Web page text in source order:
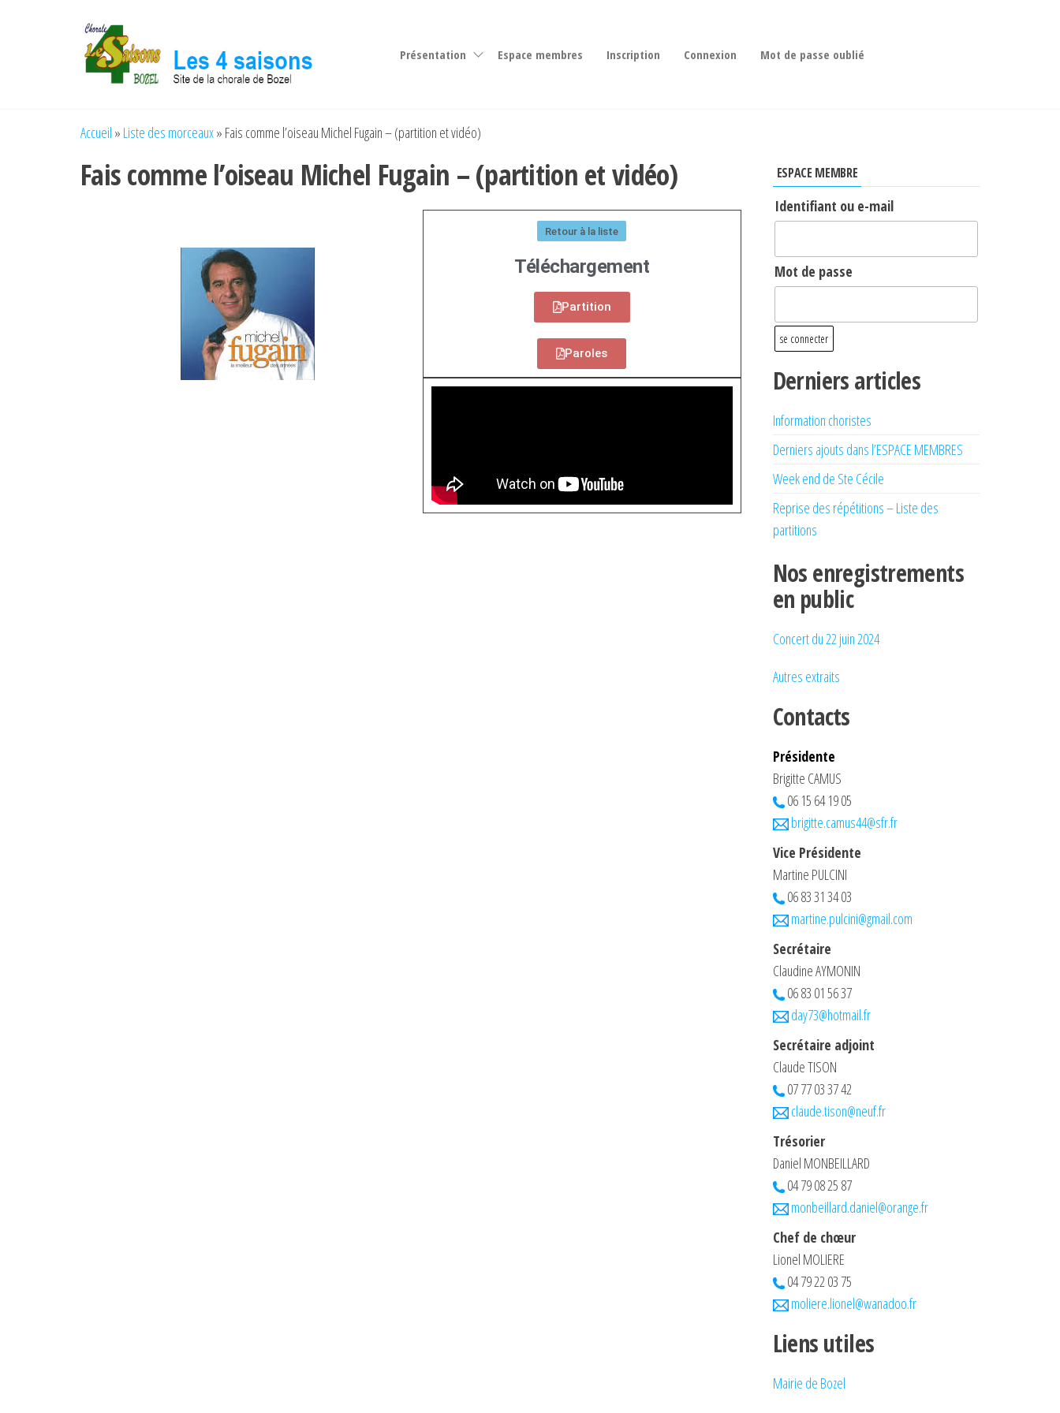
saisonsPrésentation Espace membres Inscription Connexion Mot de passe oublié
Accueil » Liste des morceaux» Fais comme l’oiseau Michel Fugain – (partition et vidéo)
Fais comme l’oiseau Michel Fugain – (partition et vidéo)
Retour à la liste
Téléchargement
Partition
Paroles
ESPACE MEMBRE
Identifiant ou e-mail
Mot de passe
Derniers articles
Information choristes
Derniers ajouts dans l’ESPACE MEMBRES
Week end de Ste Cécile
Reprise des répétitions – Liste des
partitions
Nos enregistrements
en public
Concert du 22 juin 2024
Autres extraits
Contacts
Présidente
Brigitte CAMUS
06 15 64 19 05
brigitte.camus44@sfr.fr
Vice Présidente
Martine PULCINI
06 83 31 34 03
martine.pulcini@gmail.com
Secrétaire
Claudine AYMONIN
06 83 01 56 37
day73@hotmail.fr
Secrétaire adjoint
Claude TISON
07 77 03 37 42
claude.tison@neuf.fr
Trésorier
Daniel MONBEILLARD
04 79 08 25 87
monbeillard.daniel@orange.fr
Chef de chœur
Lionel MOLIERE
04 79 22 03 75
moliere.lionel@wanadoo.fr
Liens utiles
Mairie de Bozel